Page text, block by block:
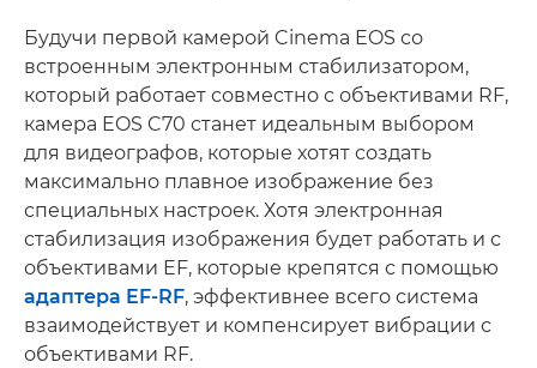
Будучи первой камерой Cinema EOS со
встроенным электронным стабилизатором,
который работает совместно с объективами RF,
камера EOS C70 станет идеальным выбором
для видеографов, которые хотят создать
максимально плавное изображение без
специальных настроек. Хотя электронная
стабилизация изображения будет работать и с
объективами EF, которые крепятся с помощью
адаптера EF-RF, эффективнее всего система
взаимодействует и компенсирует вибрации с
объективами RF.